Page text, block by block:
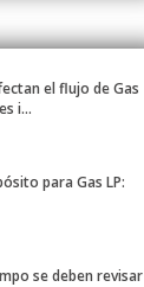
el flujo de Gas
i...
para Gas LP:
se deben revisar